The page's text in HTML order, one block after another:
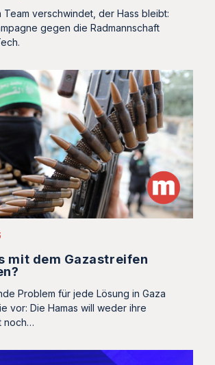
Team verschwindet, der Hass bleibt:
gegen die Radmannschaft
mit dem Gazastreifen
Problem für jede Lösung in Gaza
vor: Die Hamas will weder ihre
noch…